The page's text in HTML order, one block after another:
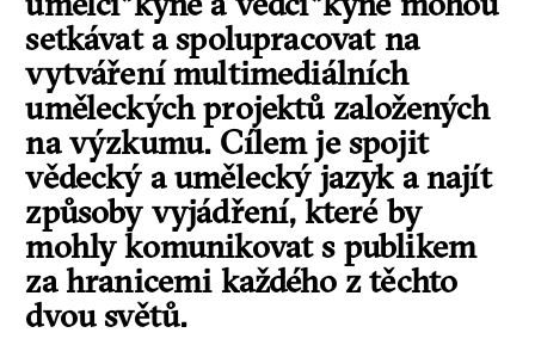
setkávat a spolupracovat na
vytváření multimediálních
uměleckých projektů založených
na výzkumu. Cílem je spojit
vědecký a umělecký jazyk a najít
způsoby vyjádření, které by
mohly komunikovat s publikem
za hranicemi každého z těchto
dvou světů.